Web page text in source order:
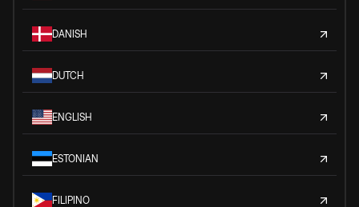
DANISH
DUTCH
ENGLISH
ESTONIAN
FILIPINO